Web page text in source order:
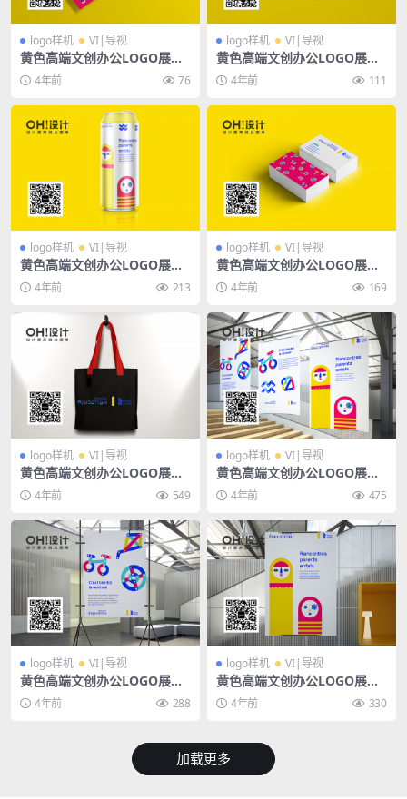
logo样机 VI|导视
黄色高端文创办公LOGO展会
VI品牌抱枕手提袋名片书籍服
饰广告PSD样机
4年前 76
logo样机 VI|导视
黄色高端文创办公LOGO展会
VI品牌抱枕手提袋名片书籍服
饰广告PSD样机
4年前 111
logo样机 VI|导视
黄色高端文创办公LOGO展会
VI品牌抱枕手提袋名片书籍服
饰广告PSD样机
4年前 213
logo样机 VI|导视
黄色高端文创办公LOGO展会
VI品牌抱枕手提袋名片书籍服
饰广告PSD样机
4年前 169
logo样机 VI|导视
黄色高端文创办公LOGO展会
VI品牌抱枕手提袋名片书籍服
饰广告PSD样机
4年前 549
logo样机 VI|导视
黄色高端文创办公LOGO展会
VI品牌抱枕手提袋名片书籍服
饰广告PSD样机
4年前 475
logo样机 VI|导视
黄色高端文创办公LOGO展会
VI品牌抱枕手提袋名片书籍服
饰广告PSD样机
4年前 288
logo样机 VI|导视
黄色高端文创办公LOGO展会
VI品牌抱枕手提袋名片书籍服
饰广告PSD样机
4年前 330
加载更多